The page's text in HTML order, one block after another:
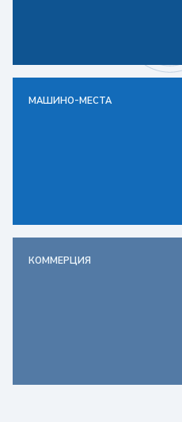
МАШИНО-МЕСТА
КОММЕРЦИЯ